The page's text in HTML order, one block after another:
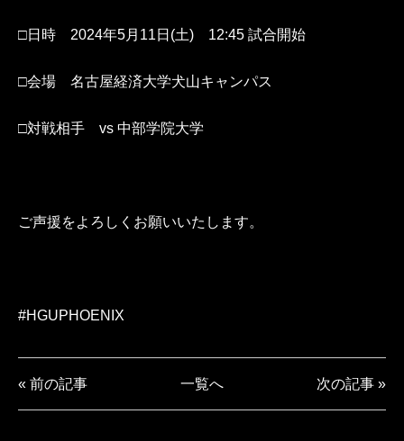
□日時 2024年5月11日(土) 12:45 試合開始
□会場 名古屋経済大学犬山キャンパス
□対戦相手 vs 中部学院大学
ご声援をよろしくお願いいたします。
#HGUPHOENIX
« 前の記事 一覧へ 次の記事 »